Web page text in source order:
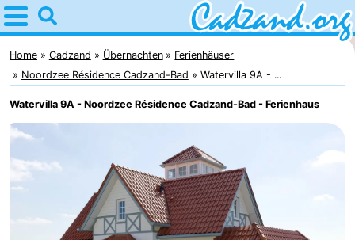
Home
Cadzand
Tipps
Für
kindern
Übernachten
Appartements
Campingplätze
Home Cadzand Übernachten
Ferienhäuser
Noordzee Résidence Cadzand-Bad
Watervilla 9A - ...
Watervilla 9A - Noordzee Résidence Cadzand-Bad - Ferienhaus